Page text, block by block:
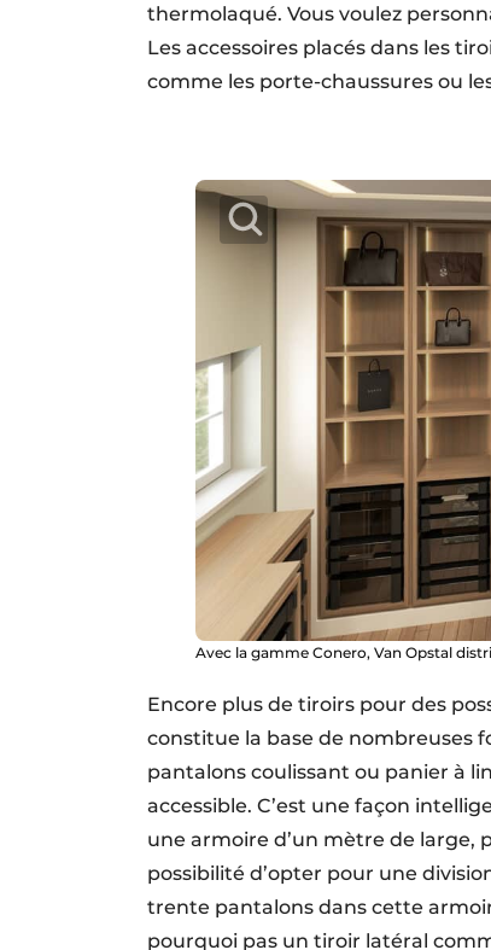
thermolaqué. Vous voulez
Les accessoires placés dans les
comme les porte-chaussures ou
Avec la gamme Conero, Van Opstal
Encore plus de tiroirs pour des
constitue la base de nombreuses
pantalons coulissant ou panier à
accessible. C’est une façon
une armoire d’un mètre de large,
possibilité d’opter pour une
trente pantalons dans cette
pourquoi pas un tiroir latéral